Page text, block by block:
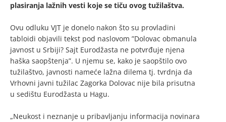
plasiranja lažnih vesti koje se tiču ovog tužilaštva.
Ovu odluku VJT je donelo nakon što su provladini
tabloidi objavili tekst pod naslovom ”Dolovac obmanula
javnost u Srbiji? Sajt Eurodžasta ne potvrđuje njena
haška saopštenja”. U njemu se, kako je saopštilo ovo
tužilaštvo, javnosti nameće lažna dilema tj. tvrdnja da
Vrhovni javni tužilac Zagorka Dolovac nije bila prisutna
u sedištu Eurodžasta u Hagu.
„Neukost i neznanje u pribavljanju informacija novinara